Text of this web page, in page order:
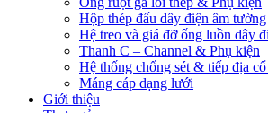
Hộp thép đấu dây điện âm tường
Hệ treo và giá đỡ ống luồn dây
Thanh C – Channel & Phụ kiện
Hệ thống chống sét & tiếp địa
Máng cáp dạng lưới
Giới thiệu